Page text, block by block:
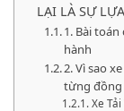
LẠI LÀ SỰ
1. Bài
hành
2. Vì sao
từng đồng
Xe